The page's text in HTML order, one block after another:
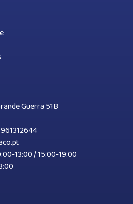
Guerra 51B
961312644
13:00 / 15:00-19:00